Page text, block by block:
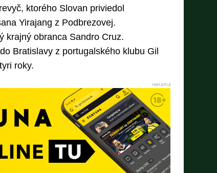
ktorého Slovan priviedol
Yirajang z Podbrezovej.
krajný obranca Sandro Cruz.
Bratislavy z portugalského klubu Gil
roky.